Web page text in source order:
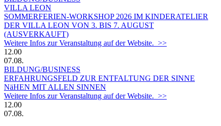
VILLA LEON
SOMMERFERIEN-WORKSHOP 2026 IM KINDERATELIER
DER VILLA LEON VON 3. BIS 7. AUGUST
(AUSVERKAUFT)
Weitere Infos zur Veranstaltung auf der Website. >>
12.00
07.08.
BILDUNG/BUSINESS
ERFAHRUNGSFELD ZUR ENTFALTUNG DER SINNE
NäHEN MIT ALLEN SINNEN
Weitere Infos zur Veranstaltung auf der Website. >>
12.00
07.08.